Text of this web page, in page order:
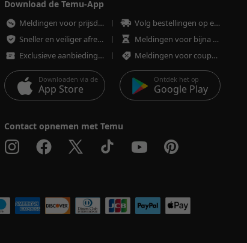
Download de Temu-App
Meldingen voor prijsdalingen
Volg bestellingen op elk moment
Sneller en veiliger afrekenen
Meldingen voor bijna uitverkochte artikelen
Exclusieve aanbiedingen
Meldingen voor coupons en aanbiedingen
Downloaden via de
App Store
Ontdek het op
Google Play
Contact opnemen met Temu